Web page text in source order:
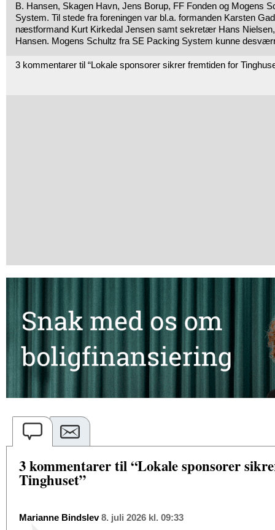
B. Hansen, Skagen Havn, Jens Borup, FF Fonden og Mogens
System. Til stede fra foreningen var bl.a. formanden Karsten
næstformand Kurt Kirkedal Jensen samt sekretær Hans
Hansen. Mogens Schultz fra SE Packing System kunne
3 kommentarer til “Lokale sponsorer sikrer fremtiden for
3 kommentarer til “Lokale sponsorer
Tinghuset”
Marianne Bindslev 8. juli 2026 kl. 09:33